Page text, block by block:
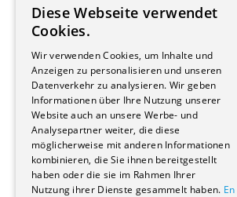
Hersteller/Lieferanten
Bauherrschaften
Immobilienverwaltungsgesellschaften
Stockwerkeigentum
Reportagen
Wohnungen
Renovierungen
Innere Umbauten
Gastgewerbe und Tourismus
Verwaltungsgebäude und Geschäfte
Schuleinrichtungen
FRENCH
Diese Webseite verwendet
Cookies.
Wir verwenden Cookies, um Inhalte und
Anzeigen zu personalisieren und unseren
Datenverkehr zu analysieren. Wir geben
Informationen über Ihre Nutzung unserer
Website auch an unsere Werbe- und
Analysepartner weiter, die diese
möglicherweise mit anderen Informationen
kombinieren, die Sie ihnen bereitgestellt
haben oder die sie im Rahmen Ihrer
Nutzung ihrer Dienste gesammelt haben. En